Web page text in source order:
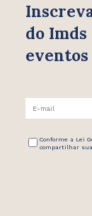
do
Conforme a Lei
compartilhar